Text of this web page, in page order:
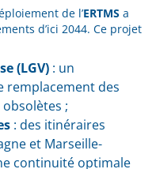
de l’ERTMS a
d’ici 2044. Ce projet
(LGV) : un
remplacement des
;
: des itinéraires
et Marseille-
continuité optimale